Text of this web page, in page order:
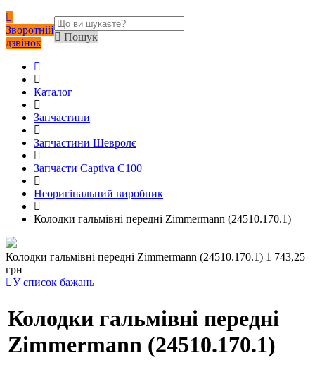
Зворотній
дзвінок
Пошук
Каталог
Запчастини
Запчастини Шевролє
Запчасти Captiva C100
Неоригінальний виробник
Колодки гальмівні передні Zimmermann (24510.170.1)
Колодки гальмівні передні Zimmermann (24510.170.1) 1 743,25
грн
У список бажань
Колодки гальмівні передні
Zimmermann (24510.170.1)